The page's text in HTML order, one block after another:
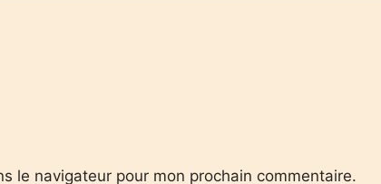
le navigateur pour mon prochain commentaire.